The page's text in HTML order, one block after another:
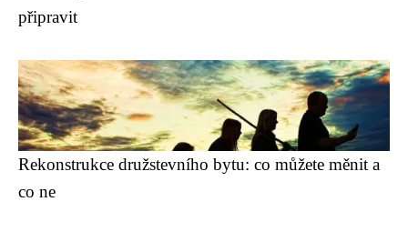
připravit
Rekonstrukce družstevního bytu: co můžete měnit a
co ne